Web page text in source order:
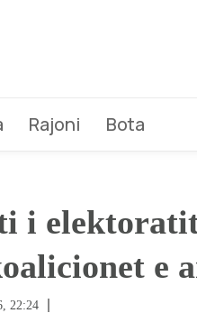
Rajoni Bota
i
e
22:24